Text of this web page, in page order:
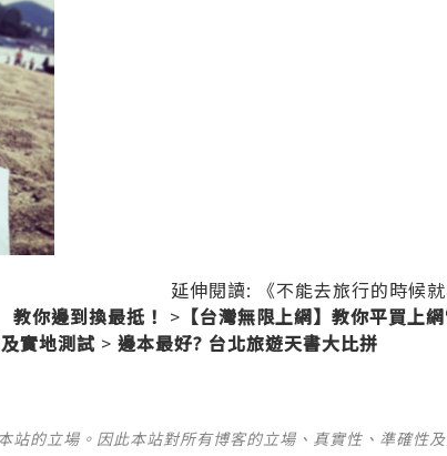
延伸閱讀:
《不能去旅行的時候
你邊到換最抵！ > 【台灣無限上網】教你平買上
實地測試 > 邊本最好? 台北旅遊天書大比拼
站的立場。因此本站對所有博客的立場、真實性、準確性